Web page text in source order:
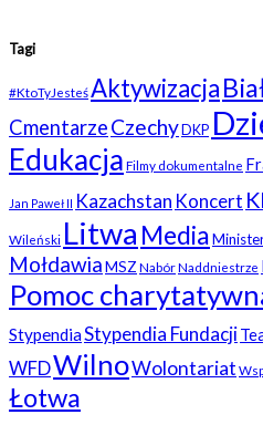
Tagi
#KtoTyJesteśAktywizacja
CmentarzeCzechyDKP
Edukacja Filmy dokumentalne
Jan Paweł II Kazachstan Koncert
Wileński Litwa Media
MołdawiaMSZ NabórNaddniestrze
Pomoc
StypendiaStypendia Fundacji
WFDWilnoWolontariat
Łotwa